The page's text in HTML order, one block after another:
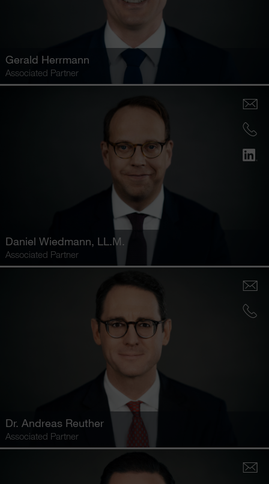
Gerald Herrmann
Associated Partner
Daniel Wiedmann, LL.M.
Associated Partner
Dr. Andreas Reuther
Associated Partner